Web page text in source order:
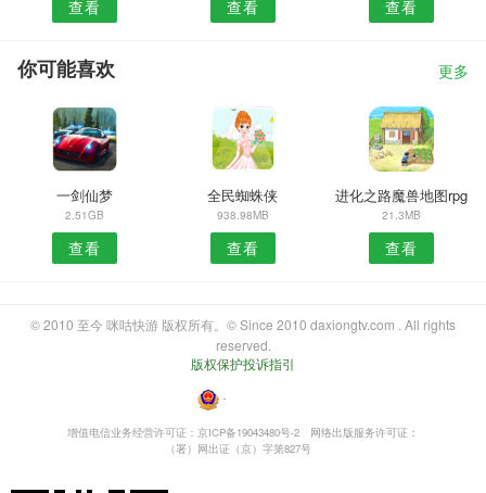
查看 查看 查看
你可能喜欢 更多
一剑仙梦
2.51GB
查看
全民蜘蛛侠
938.98MB
查看
进化之路魔兽地图rpg
21.3MB
查看
© 2010 至今 咪咕快游 版权所有。© Since 2010 daxiongtv.com . All rights
reserved.
版权保护投诉指引
・
增值电信业务经营许可证：京ICP备19043480号-2
网络出版服务许可证：
（署）网出证（京）字第827号